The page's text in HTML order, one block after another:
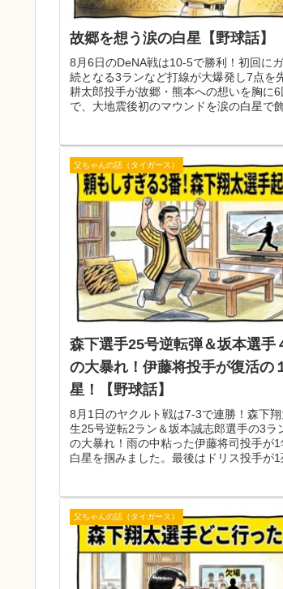
故郷を想う涙の白星【野球話】
8月6日のDeNA戦は10-5で勝利！初回に
続となる3ランなど打線が大爆発し7点を
耕太郎投手が故郷・熊本への想いを胸に
で、大地震後初のマウンドを涙の白星で
のヒヤヒヤをしのぎ3タテ阻止！次戦才
父ちゃんの話（タイガース）
森下選手25号逆転弾＆坂本選手
の大暴れ！伊藤将投手が復活の
星！【野球話】
8月1日のヤクルト戦は7-3で連勝！森下
生25号逆転2ラン＆坂本誠志郎選手の3ラ
の大暴れ！雨の中粘った伊藤将司投手が
白星を掴みました。最後はドリス投手が1
父ちゃんの話（タイガース）